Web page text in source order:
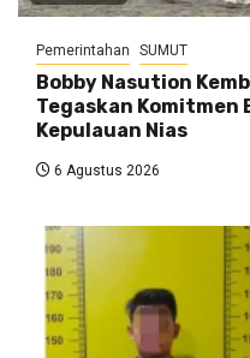
Pemerintahan SUMUT
Bobby Nasution
Tegaskan
Kepulauan Nias
6 Agustus 2026